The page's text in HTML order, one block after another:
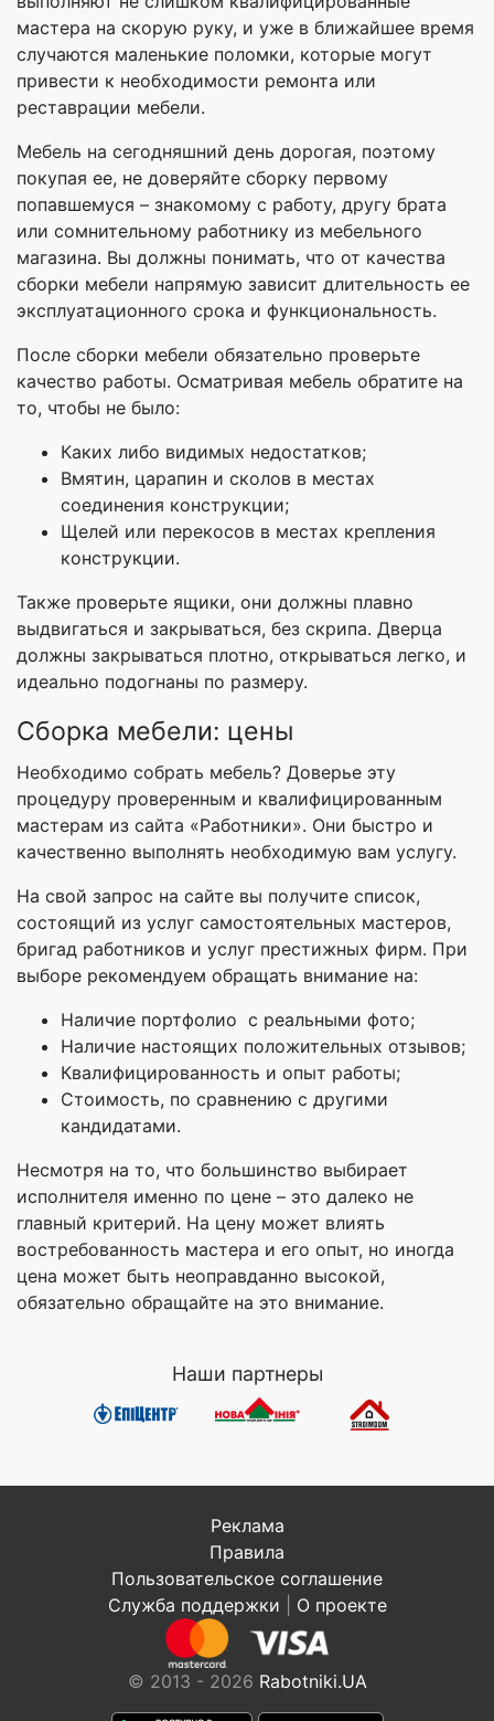
мастера на скорую руку, и уже в ближайшее время
случаются маленькие поломки, которые могут
привести к необходимости ремонта или
реставрации мебели.
Мебель на сегодняшний день дорогая, поэтому
покупая ее, не доверяйте сборку первому
попавшемуся – знакомому с работу, другу брата
или сомнительному работнику из мебельного
магазина. Вы должны понимать, что от качества
сборки мебели напрямую зависит длительность ее
эксплуатационного срока и функциональность.
После сборки мебели обязательно проверьте
качество работы. Осматривая мебель обратите на
то, чтобы не было:
Каких либо видимых недостатков;
Вмятин, царапин и сколов в местах
соединения конструкции;
Щелей или перекосов в местах крепления
конструкции.
Также проверьте ящики, они должны плавно
выдвигаться и закрываться, без скрипа. Дверца
должны закрываться плотно, открываться легко, и
идеально подогнаны по размеру.
Сборка мебели: цены
Необходимо собрать мебель? Доверье эту
процедуру проверенным и квалифицированным
мастерам из сайта «Работники». Они быстро и
качественно выполнять необходимую вам услугу.
На свой запрос на сайте вы получите список,
состоящий из услуг самостоятельных мастеров,
бригад работников и услуг престижных фирм. При
выборе рекомендуем обращать внимание на:
Наличие портфолио с реальными фото;
Наличие настоящих положительных отзывов;
Квалифицированность и опыт работы;
Стоимость, по сравнению с другими
кандидатами.
Несмотря на то, что большинство выбирает
исполнителя именно по цене – это далеко не
главный критерий. На цену может влиять
востребованность мастера и его опыт, но иногда
цена может быть неоправданно высокой,
обязательно обращайте на это внимание.
Наши партнеры
Реклама
Правила
Пользовательское соглашение
Служба поддержки
О проекте
© 2013 - 2026 Rabotniki.UA